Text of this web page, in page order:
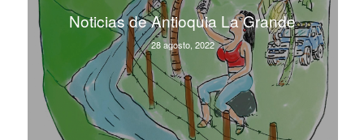
Noticias de Antioquia La Grande
28 agosto, 2022